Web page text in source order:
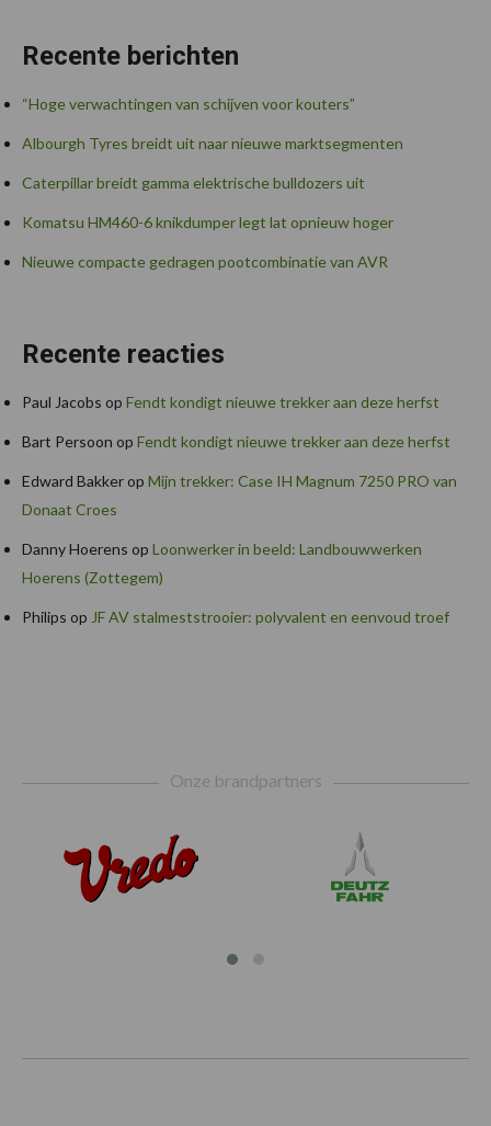
Recente berichten
“Hoge verwachtingen van schijven voor kouters”
Albourgh Tyres breidt uit naar nieuwe marktsegmenten
Caterpillar breidt gamma elektrische bulldozers uit
Komatsu HM460-6 knikdumper legt lat opnieuw hoger
Nieuwe compacte gedragen pootcombinatie van AVR
Recente reacties
Paul Jacobs op Fendt kondigt nieuwe trekker aan deze herfst
Bart Persoon op Fendt kondigt nieuwe trekker aan deze herfst
Edward Bakkerop Mijn trekker: Case IH Magnum 7250 PRO van
Donaat Croes
Danny Hoerens op Loonwerker in beeld: Landbouwwerken
Hoerens (Zottegem)
Philips op JF AV stalmeststrooier: polyvalent en eenvoud troef
Onze brandpartners